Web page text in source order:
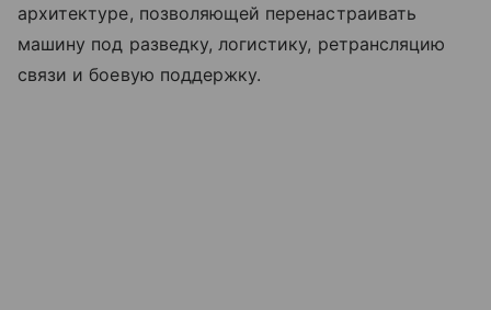
архитектуре, позволяющей перенастраивать
машину под разведку, логистику, ретрансляцию
связи и боевую поддержку.